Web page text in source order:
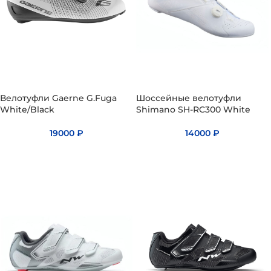
Велотуфли Gaerne G.Fuga
White/Black
19000 ₽
Шоссейные велотуфли
Shimano SH-RC300 White
14000 ₽